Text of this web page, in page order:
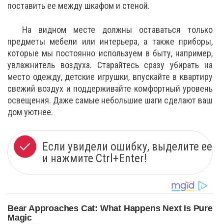
поставить ее между шкафом и стеной.
На видном месте должны оставаться только
предметы мебели или интерьера, а также приборы,
которые мы постоянно используем в быту, например,
увлажнитель воздуха. Старайтесь сразу убирать на
место одежду, детские игрушки, впускайте в квартиру
свежий воздух и поддерживайте комфортный уровень
освещения. Даже самые небольшие шаги сделают ваш
дом уютнее.
Если увидели ошибку, выделите ее
и нажмите Ctrl+Enter!
Bear Approaches Cat: What Happens Next Is Pure
Magic